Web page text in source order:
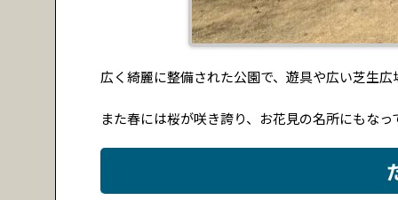
広く綺麗に整備された公園で、遊具や広い芝生
また春には桜が咲き誇り、お花見の名所にもなっ